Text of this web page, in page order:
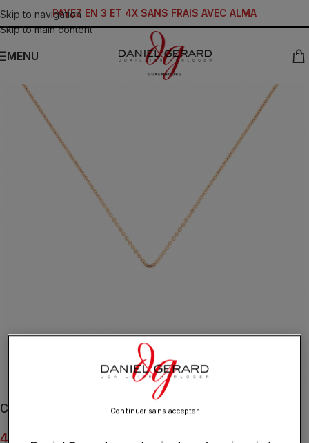
Skip to navigation
Skip to main content
PAYEZ EN 3 ET 4X SANS FRAIS AVEC ALMA
MENU
Collier Ginette NY Chain 45cm Or Rose
450.00
Continuer sans accepter